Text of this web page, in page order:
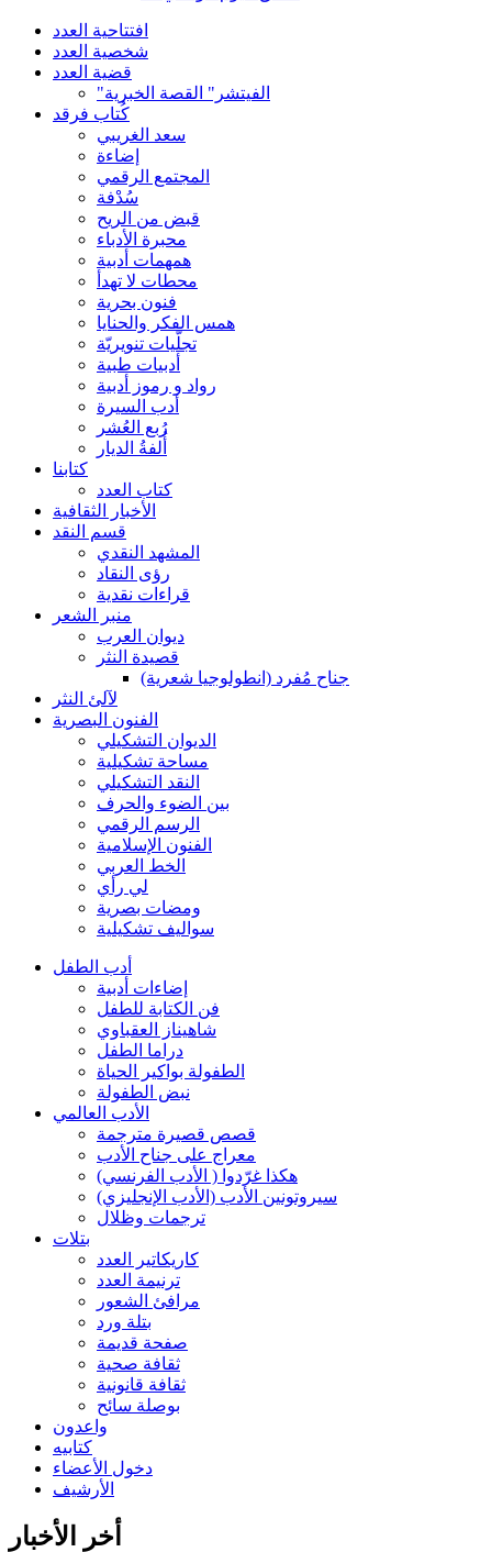
افتتاحية العدد
شخصية العدد
قضية العدد
"الفيتشر" القصة الخبرية
كُتاب فرقد
سعد الغريبي
إضاءة
المجتمع الرقمي
سُدْفة
قبض من الريح
محبرة الأدباء
همهمات أدبية
محطات لا تهدأ
فنون بحرية
همس الفكر والحنايا
تجلّيات تنويريّة
أدبيات طبية
رواد و رموز أدبية
أدب السيرة
رُبع العُشر
أُلفةُ الديار
كتابنا
كتاب العدد
الأخبار الثقافية
قسم النقد
المشهد النقدي
رؤى النقاد
قراءات نقدية
منبر الشعر
ديوان العرب
قصيدة النثر
جناح مُفرد (انطولوجيا شعرية)
لآلئ النثر
الفنون البصرية
الديوان التشكيلي
مساحة تشكيلية
النقد التشكيلي
بين الضوء والحرف
الرسم الرقمي
الفنون الإسلامية
الخط العربي
لي رأي
ومضات بصرية
سواليف تشكيلية
أدب الطفل
إضاءات أدبية
فن الكتابة للطفل
شاهيناز العقباوي
دراما الطفل
الطفولة بواكير الحياة
نبض الطفولة
الأدب العالمي
قصص قصيرة مترجمة
معراج على جناح الأدب
هكذا غرّدوا ( الأدب الفرنسي)
سيروتونين الأدب (الأدب الإنجليزي)
ترجمات وظلال
بتلات
كاريكاتير العدد
ترنيمة العدد
مرافئ الشعور
بتلة ورد
صفحة قديمة
ثقافة صحية
ثقافة قانونية
بوصلة سائح
واعدون
كتابيه
دخول الأعضاء
الأرشيف
أخر الأخبار